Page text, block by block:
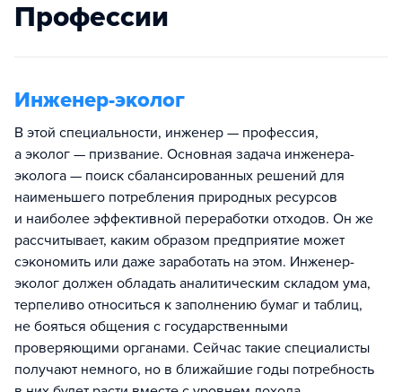
Профессии
Инженер-эколог
В этой специальности, инженер — профессия,
а эколог — призвание. Основная задача инженера-
эколога — поиск сбалансированных решений для
наименьшего потребления природных ресурсов
и наиболее эффективной переработки отходов. Он же
рассчитывает, каким образом предприятие может
сэкономить или даже заработать на этом. Инженер-
эколог должен обладать аналитическим складом ума,
терпеливо относиться к заполнению бумаг и таблиц,
не бояться общения с государственными
проверяющими органами. Сейчас такие специалисты
получают немного, но в ближайшие годы потребность